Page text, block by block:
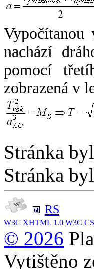
Vypočítanou
nachází
pomocí
zobrazená v
Stránka
Stránka
RS
W3C XHTML 1.0 W3C
© 2026
Vytištěno